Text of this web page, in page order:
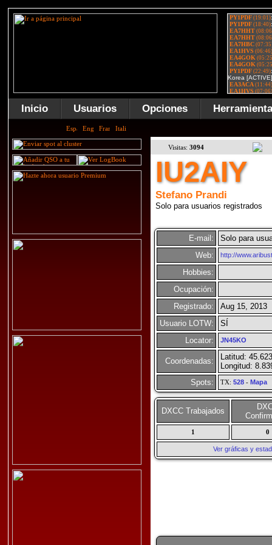
Inicio Usuarios Opciones
Visitas: 3094
IU2AIY
Stefano Prandi
Solo para usuarios registrados
E-mail:
Solo para
Web:
http://
Hobbies:
Ocupación:
Registrado:
Aug 15, 2013
Usuario LOTW:
SÍ
Locator:
JN45KO
Coordenadas:
Latitud: 45.623
Longitud:
Spots:
TX: 528- Mapa
DXCC Trabajados
1 0
Ver gráficas y